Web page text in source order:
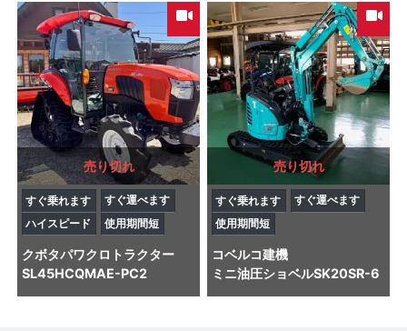
売り切れ
すぐ乗れます
すぐ運べます
ハイスピード
使用期間短
クボタパワクロトラクター
SL45HCQMAE-PC2
売り切れ
すぐ乗れます
すぐ運べます
使用期間短
コベルコ建機
ミニ油圧ショベルSK20SR-6